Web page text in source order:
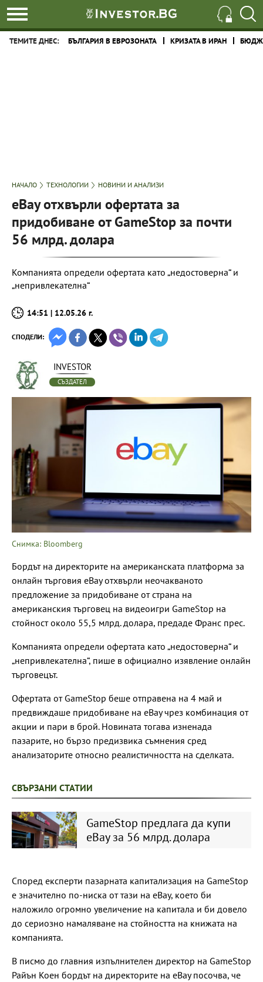
ТЕМИТЕ ДНЕС: БЪЛГАРИЯ В ЕВРОЗОНАТА КРИЗАТА В ИРАН
НАЧАЛО ТЕХНОЛОГИИ НОВИНИ И АНАЛИЗИ
eBay отхвърли офертата за
придобиване от GameStop за почти
56 млрд. долара
Компанията определи офертата като „недостоверна“ и
„непривлекателна“
14:51 | 12.05.26 г.
СПОДЕЛИ:
INVESTOR
СЪЗДАТЕЛ
Снимка: Bloomberg
Бордът на директорите на американската платформа за
онлайн търговия eBay отхвърли неочакваното
предложение за придобиване от страна на
американския търговец на видеоигри GameStop на
стойност около 55,5 млрд. долара, предаде Франс прес.
Компанията определи офертата като „недостоверна“ и
„непривлекателна“, пише в официално изявление онлайн
търговецът.
Офертата от GameStop беше отправена на 4 май и
предвиждаше придобиване на eBay чрез комбинация от
акции и пари в брой. Новината тогава изненада
пазарите, но бързо предизвика съмнения сред
анализаторите относно реалистичността на сделката.
СВЪРЗАНИ СТАТИИ
GameStop предлага да купи
eBay за 56 млрд. долара
Според експерти пазарната капитализация на GameStop
е значително по-ниска от тази на eBay, което би
наложило огромно увеличение на капитала и би довело
до сериозно намаляване на стойността на книжата на
компанията.
В писмо до главния изпълнителен директор на GameStop
Райън Коен бордът на директорите на eBay посочва, че